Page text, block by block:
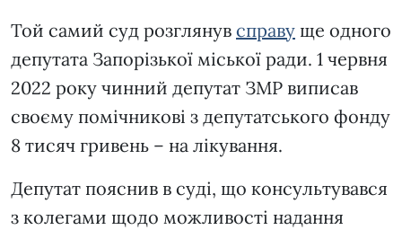
Той самий суд розглянув справу ще одного
депутата Запорізької міської ради. 1 червня
2022 року чинний депутат ЗМР виписав
своєму помічникові з депутатського фонду
8 тисяч гривень – на лікування.
Депутат пояснив в суді, що консультувався
з колегами щодо можливості надання